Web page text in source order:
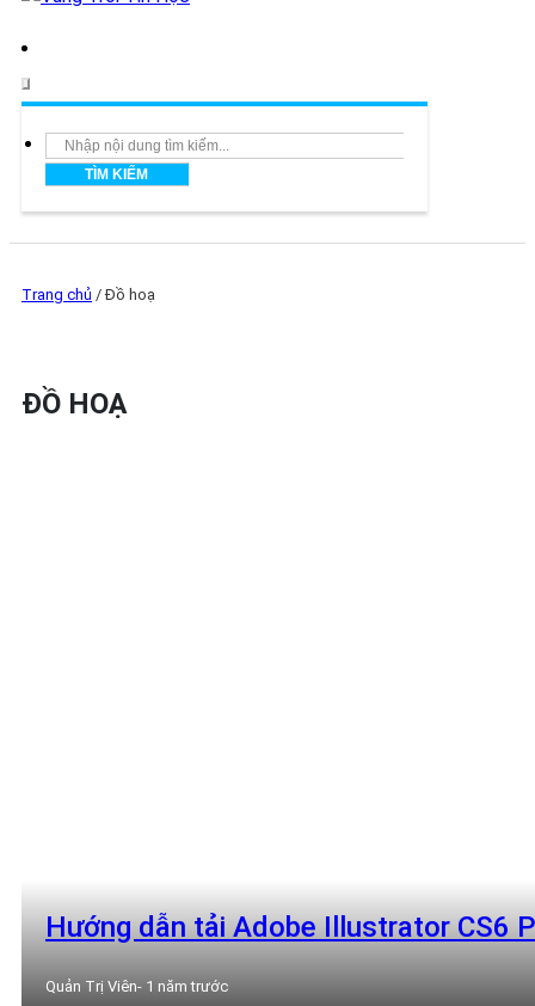
Search
TÌM KIẾM
Trang chủ /Đồ hoạ
ĐỒ HOẠ
Hướng dẫn tải Adobe Illustrator CS6
Quản Trị Viên- 1 năm trước